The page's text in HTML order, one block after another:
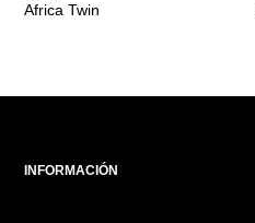
Africa Twin
INFORMACIÓN